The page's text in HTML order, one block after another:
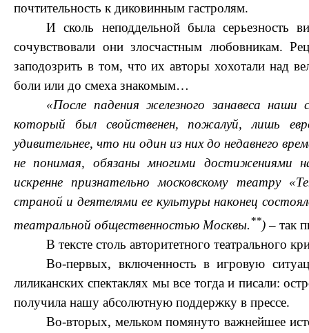
почтительность к диковинным гастролям.
И сколь неподдельной была серьезность
сочувствовали они злосчастным любовникам.
заподозрить в том, что их авторы хохотали над
боли или до смеха знакомым…
«После падения железного занавеса наши
который был свойственен, пожалуй, лишь
удивительнее, что ни один из них до недавнего
не понимая, обязаны многими достижениями
искренне признательно московскому театру
страной и деятелями ее культуры наконец
театральной общественностью Москвы.**)– так
В тексте столь авторитетного театрального
Во-первых, включенность в игровую
лиликанских спектаклях мы все тогда и писали:
получила нашу абсолютную поддержку в прессе.
Во-вторых, мельком помянуто важнейшее